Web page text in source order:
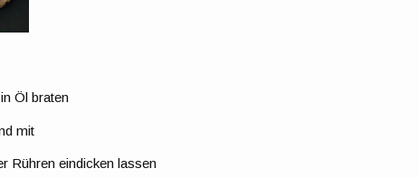
Öl braten
mit
Rühren eindicken lassen